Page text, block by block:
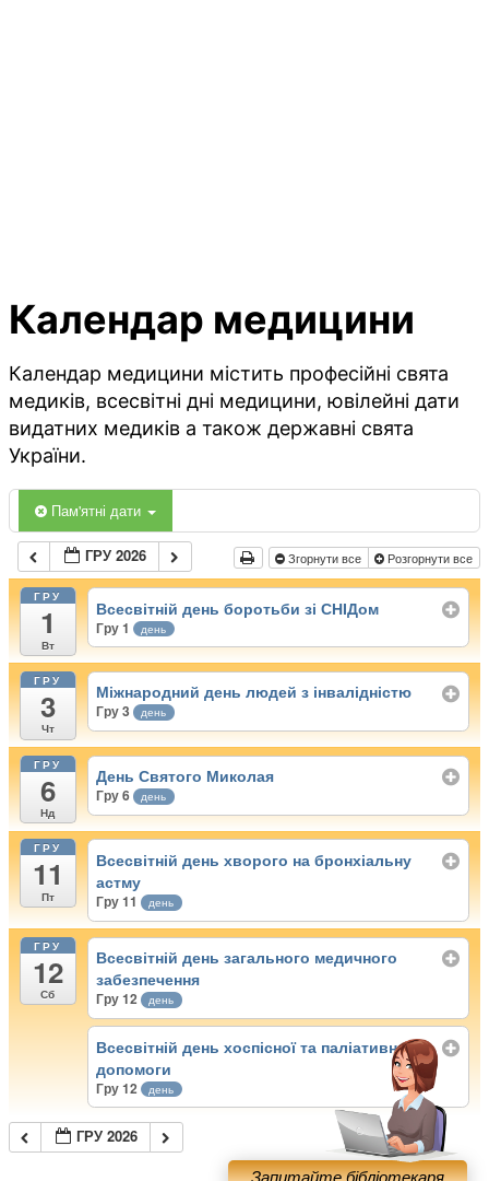
Календар медицини
Календар медицини містить професійні свята
медиків, всесвітні дні медицини, ювілейні дати
видатних медиків а також державні свята
України.
Пам'ятні дати
ГРУ 2026 Згорнути все Розгорнути все
ГРУ
1
Вт
Всесвітній день боротьби зі СНІДом
Гру 1 день
ГРУ
3
Чт
Міжнародний день людей з інвалідністю
Гру 3 день
ГРУ
6
Нд
День Святого Миколая
Гру 6 день
ГРУ
11
Пт
Всесвітній день хворого на бронхіальну
астму
Гру 11 день
ГРУ
12
Сб
Всесвітній день загального медичного
забезпечення
Гру 12 день
Всесвітній день хоспісної та паліативної
допомоги
Гру 12 день
ГРУ 2026